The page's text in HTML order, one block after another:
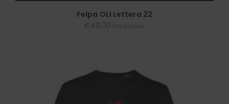
SCEGLI
Felpa OLI Lettera 22
€49,00 IVA inclusa